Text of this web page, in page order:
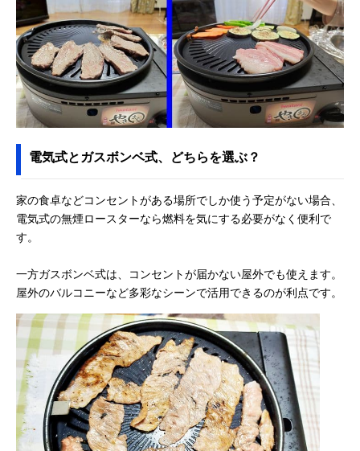
Amazonで見る
ョン(Hiro
Corporation) ダイ
ヤル式コンパクト
無煙調理器 HTG-
375
魔にならない小型
のアイテム
高さ25.8cm
Amazonで見る
エムケー精工(MK
Seiko) 無煙ロース
ル HG-100
回転するプレート
で楽しく調理
幅36×奥行
さ30.5cm
モークレス焼肉ロ
ースター K-SY1
サイドヒーティン
グ方式
23.5×高さ
Amazonで見る
山善(YAMAZEN)
吸煙焼肉グリル
XGRILL
PREMIUM YGMC-
FX130
吸煙ファンと特殊
プレートにより煙
も臭いも軽減
幅51.5×奥行
さ14.5cm
電気式とガスボンベ式、どちらを選ぶ？
家の食卓などコンセントがある場所でしか使う予定がない場合、
電気式の無煙ロースターなら燃料を気にする必要がなく便利で
す。
一方ガスボンベ式は、コンセントが届かない屋外でも使えます。
屋外のバルコニーなど多彩なシーンで活用できるのが利点です。